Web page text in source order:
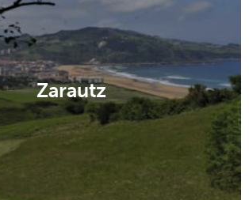
Zarautz